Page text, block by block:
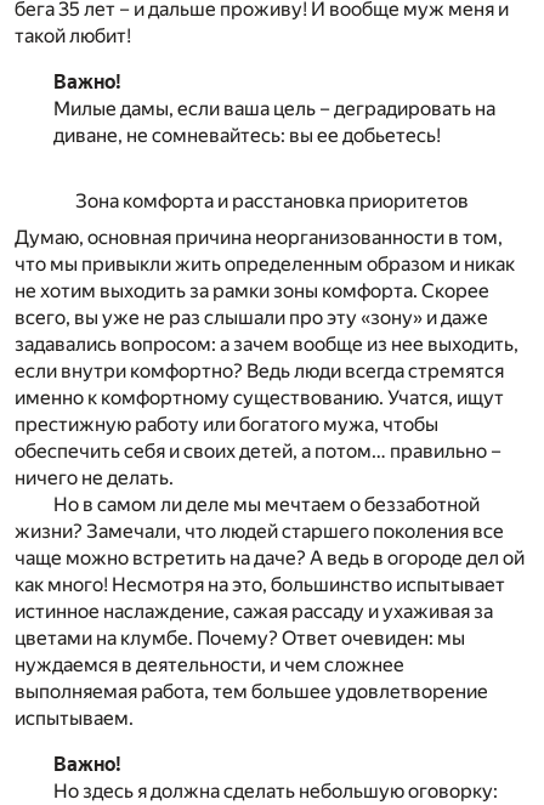
бега 35 лет – и дальше проживу! И вообще муж меня и
такой любит!
Важно!
Милые дамы, если ваша цель – деградировать на
диване, не сомневайтесь: вы ее добьетесь!
Зона комфорта и расстановка приоритетов
Думаю, основная причина неорганизованности в том,
что мы привыкли жить определенным образом и никак
не хотим выходить за рамки зоны комфорта. Скорее
всего, вы уже не раз слышали про эту «зону» и даже
задавались вопросом: а зачем вообще из нее выходить,
если внутри комфортно? Ведь люди всегда стремятся
именно к комфортному существованию. Учатся, ищут
престижную работу или богатого мужа, чтобы
обеспечить себя и своих детей, а потом… правильно –
ничего не делать.
Но в самом ли деле мы мечтаем о беззаботной
жизни? Замечали, что людей старшего поколения все
чаще можно встретить на даче? А ведь в огороде дел ой
как много! Несмотря на это, большинство испытывает
истинное наслаждение, сажая рассаду и ухаживая за
цветами на клумбе. Почему? Ответ очевиден: мы
нуждаемся в деятельности, и чем сложнее
выполняемая работа, тем большее удовлетворение
испытываем.
Важно!
Но здесь я должна сделать небольшую оговорку: